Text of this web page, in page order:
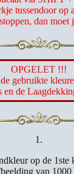
tussendoor op
dan
OPGELET !!!
gebruikte
en de
1.
op de
van